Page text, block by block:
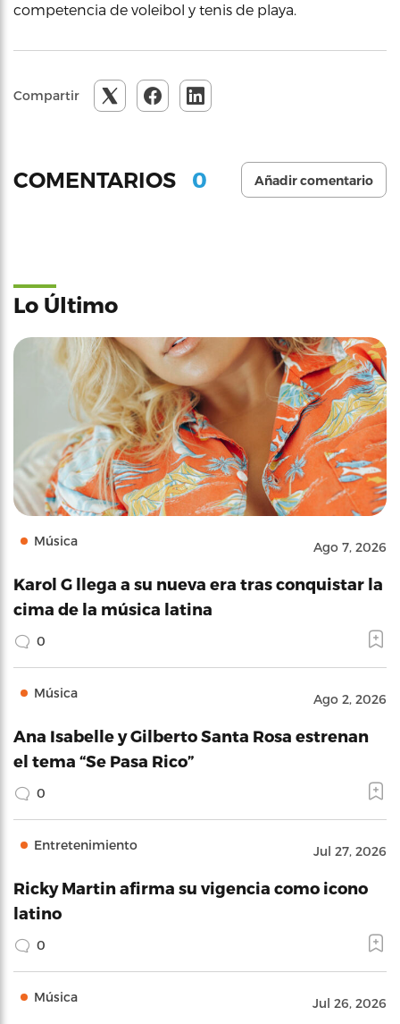
competencia de voleibol y tenis de playa.
Compartir
COMENTARIOS 0 Añadir comentario
Lo Último
Música Ago 7, 2026
Karol G llega a su nueva era tras conquistar la
cima de la música latina
0
Música Ago 2, 2026
Ana Isabelle y Gilberto Santa Rosa estrenan
el tema “Se Pasa Rico”
0
Entretenimiento Jul 27, 2026
Ricky Martin afirma su vigencia como icono
latino
0
Música Jul 26, 2026